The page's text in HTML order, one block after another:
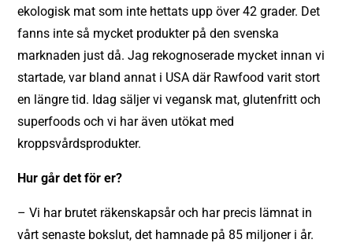
ekologisk mat som inte hettats upp över 42 grader. Det
fanns inte så mycket produkter på den svenska
marknaden just då. Jag rekognoserade mycket innan vi
startade, var bland annat i USA där Rawfood varit stort
en längre tid. Idag säljer vi vegansk mat, glutenfritt och
superfoods och vi har även utökat med
kroppsvårdsprodukter.
Hur går det för er?
– Vi har brutet räkenskapsår och har precis lämnat in
vårt senaste bokslut, det hamnade på 85 miljoner i år.